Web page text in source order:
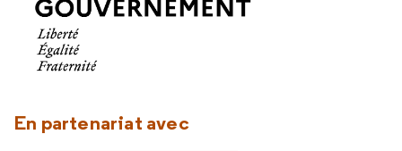
En partenariat avec